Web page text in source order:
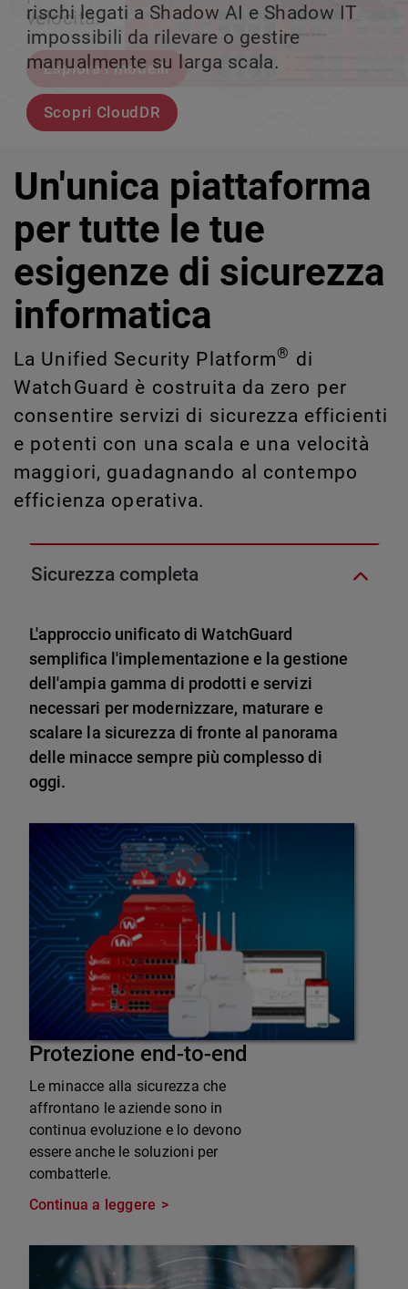
velocità.
Esplora i modelli
rischi legati a Shadow AI e Shadow IT
impossibili da rilevare o gestire
manualmente su larga scala.
Scopri CloudDR
tuo team può crescere senza perdere il
controllo.
Scopri Rai
scalabile.
Scopri WatchGuard EDR
Un'unica piattaforma
per tutte le tue
esigenze di sicurezza
informatica
La Unified Security Platform® di
WatchGuard è costruita da zero per
consentire servizi di sicurezza efficienti
e potenti con una scala e una velocità
maggiori, guadagnando al contempo
efficienza operativa.
Sicurezza completa
L'approccio unificato di WatchGuard
semplifica l'implementazione e la gestione
dell'ampia gamma di prodotti e servizi
necessari per modernizzare, maturare e
scalare la sicurezza di fronte al panorama
delle minacce sempre più complesso di
oggi.
Protezione end-to-end
Le minacce alla sicurezza che
affrontano le aziende sono in
continua evoluzione e lo devono
essere anche le soluzioni per
combatterle.
Continua a leggere